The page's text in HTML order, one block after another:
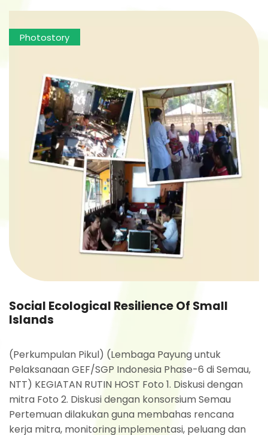
Photostory
Social Ecological Resilience Of Small
Islands
(Perkumpulan Pikul) (Lembaga Payung untuk
Pelaksanaan GEF/SGP Indonesia Phase-6 di Semau,
NTT) KEGIATAN RUTIN HOST Foto 1. Diskusi dengan
mitra Foto 2. Diskusi dengan konsorsium Semau
Pertemuan dilakukan guna membahas rencana
kerja mitra, monitoring implementasi, peluang dan